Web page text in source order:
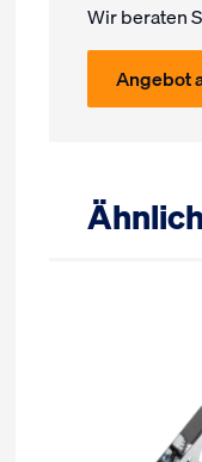
Wir beraten
Angebot